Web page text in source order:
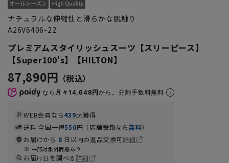
ナチュラルな伸縮性と滑らかな肌触り
A26V6406-22
プレミアムスタイリッシュスーツ【スリーピース】
【Super100's】【HILTON】
87,890円
なら 月々14,648円から。分割手数料無料
WEB会員なら439pt獲得
送料 全国一律550円（店舗受取なら無料）
お届けから 8 日以内の返品交換可詳細
一部対象外商品あり
お届け日を調べる詳細